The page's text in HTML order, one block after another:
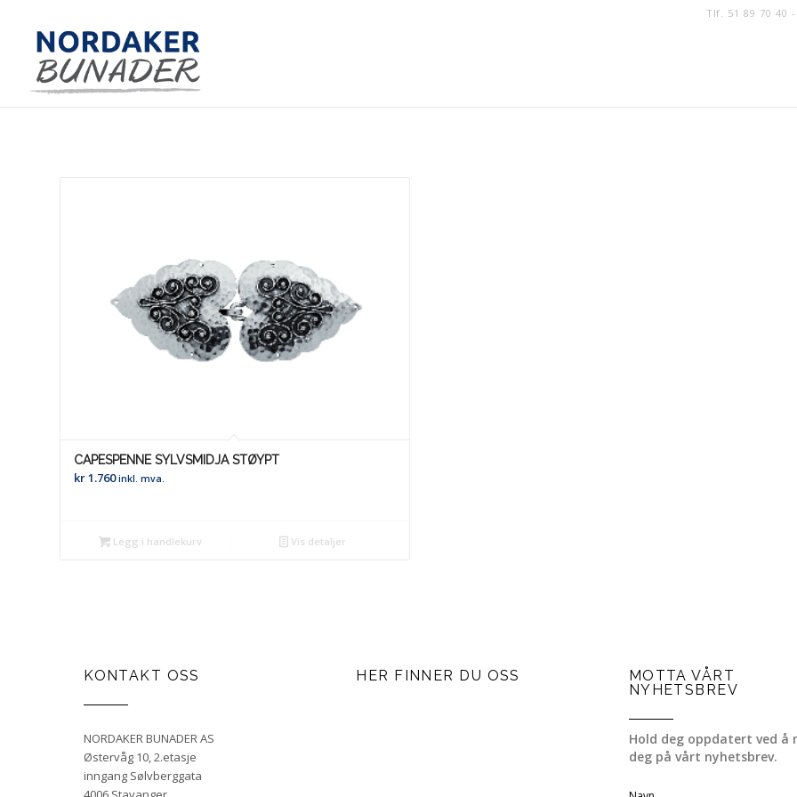
Tlf. 51 89 70 40
CAPESPENNE SYLVSMIDJA STØYPT
kr1.760 inkl. mva.
Legg i handlekurv Vis detaljer
KONTAKT OSS
NORDAKER BUNADER AS
Østervåg 10, 2.etasje
inngang Sølvberggata
HER FINNER DU OSS
MOTTA VÅRT
NYHETSBREV
Hold deg oppdatert ved å
deg på vårt nyhetsbrev.